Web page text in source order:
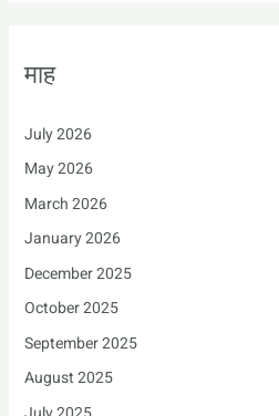
माह
July 2026
May 2026
March 2026
January 2026
December 2025
October 2025
September 2025
August 2025